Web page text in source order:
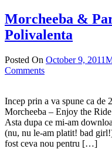
Morcheeba &
Polivalenta
Posted On October 9, 2011
Comments
Incep prin a va spune ca de
Morcheeba – Enjoy the
Asta dupa ce mi-am
(nu, nu le-am platit! bad
fost ceva nou pentru […]